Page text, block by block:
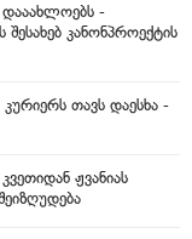
-
კანონპროექტის
თავს დაესხა -
ჟვანიას